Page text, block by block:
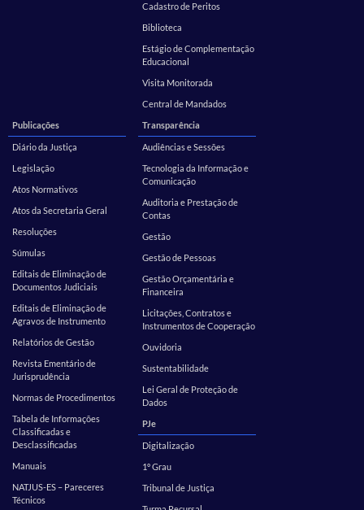
Cadastro de Peritos
Biblioteca
Estágio de Complementação
Educacional
Visita Monitorada
Central de Mandados
Publicações
Diário da Justiça
Legislação
Atos Normativos
Atos da Secretaria Geral
Resoluções
Súmulas
Editais de Eliminação de
Documentos Judiciais
Editais de Eliminação de
Agravos de Instrumento
Relatórios de Gestão
Revista Ementário de
Jurisprudência
Normas de Procedimentos
Tabela de Informações
Classificadas e
Desclassificadas
Manuais
NATJUS-ES – Pareceres
Técnicos
Transparência
Audiências e Sessões
Tecnologia da Informação e
Comunicação
Auditoria e Prestação de
Contas
Gestão
Gestão de Pessoas
Gestão Orçamentária e
Financeira
Licitações, Contratos e
Instrumentos de Cooperação
Ouvidoria
Sustentabilidade
Lei Geral de Proteção de
Dados
PJe
Digitalização
1º Grau
Tribunal de Justiça